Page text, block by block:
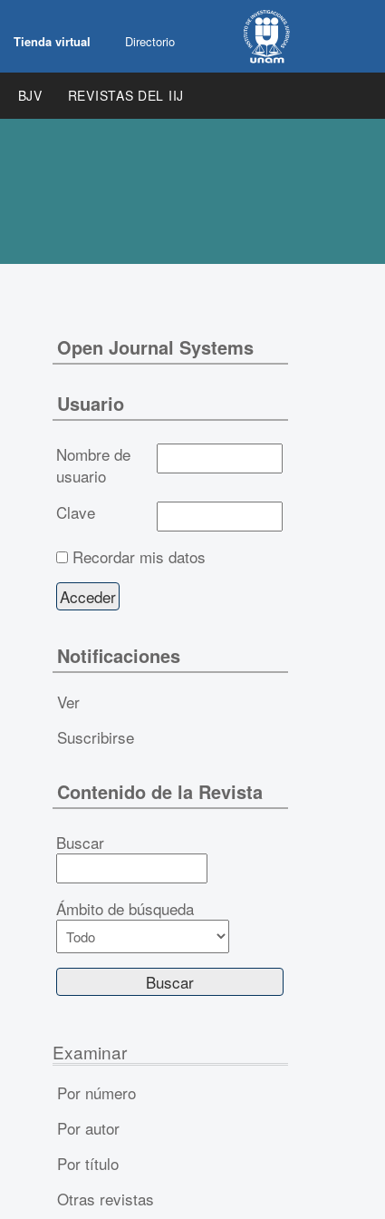
Tienda virtual Directorio
BJV REVISTAS DEL IIJ
Open Journal Systems
Usuario
Nombre de
usuario
Clave
Recordar mis datos
Notificaciones
Ver
Suscribirse
Contenido de la Revista
Buscar
Ámbito de búsqueda
Examinar
Por número
Por autor
Por título
Otras revistas